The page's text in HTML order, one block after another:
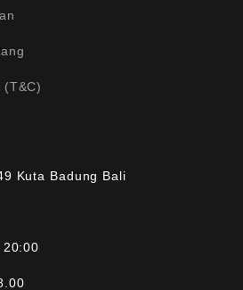
(T&C)
Kuta Badung Bali